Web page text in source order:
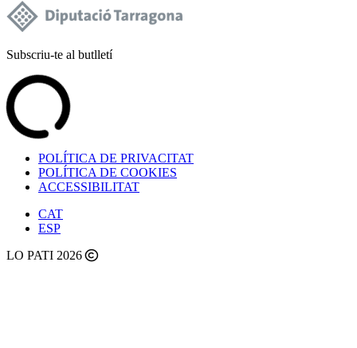
Subscriu-te al butlletí
POLÍTICA DE PRIVACITAT
POLÍTICA DE COOKIES
ACCESSIBILITAT
CAT
ESP
LO PATI 2026